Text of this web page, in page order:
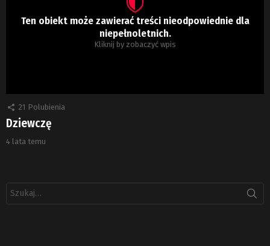
Ten obiekt może zawierać treści nieodpowiednie dla
niepełnoletnich.
Kliknij by zobaczyć wpis
21 Polubienia
Dziewczę
4 lata temu